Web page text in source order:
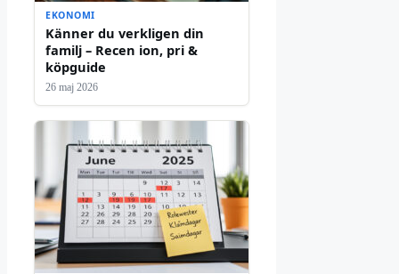
EKONOMI
Känner du verkligen din
familj – Recen ion, pri &
köpguide
26 maj 2026